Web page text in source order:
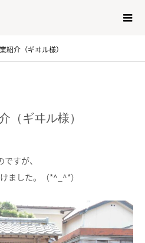
紹介（ギヰル様）
（ギヰル様）
すが、
ました。（*^_^*）